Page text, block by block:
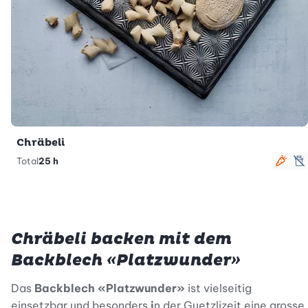
Chräbeli
Total25 h
Chräbeli backen mit dem
Backblech «Platzwunder»
Das Backblech «Platzwunder» ist vielseitig
einsetzbar und besonders in der Guetzlizeit eine grosse